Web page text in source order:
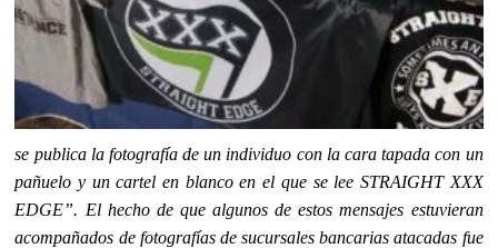
se publica la fotografía de un individuo con la cara tapada con un
pañuelo y un cartel en blanco en el que se lee STRAIGHT XXX
EDGE”. El hecho de que algunos de estos mensajes estuvieran
acompañados de fotografías de sucursales bancarias atacadas fue